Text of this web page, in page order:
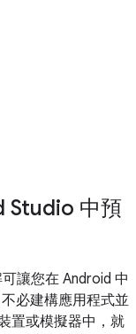
Studio 中預
讓您在 Android 中
必建構應用程式並
置或模擬器中，就